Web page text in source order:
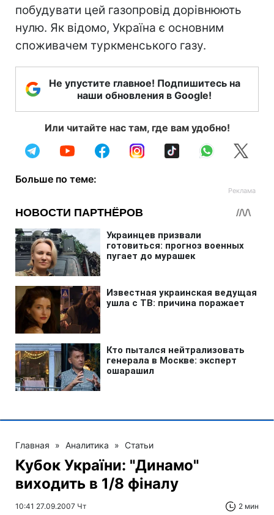
побудувати цей газопровід дорівнюють
нулю. Як відомо, Україна є основним
споживачем туркменського газу.
Не упустите главное! Подпишитесь на
наши обновления в Google!
Или читайте нас там, где вам удобно!
Больше по теме:
Главная » Аналитика » Статьи
Кубок України: "Динамо"
виходить в 1/8 фіналу
10:41 27.09.2007 Чт 2 мин